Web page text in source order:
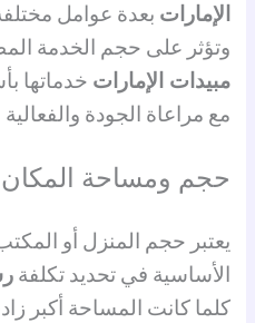
الإمارات بعدة عوامل
وتؤثر على حجم الخدمة
مبيدات الإمارات خدماتها
مع مراعاة الجودة والفعالية
حجم ومساحة المكان
يعتبر حجم المنزل أو
الأساسية في تحديد تكلفة
كلما كانت المساحة أكبر